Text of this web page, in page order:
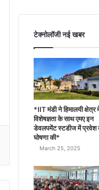
टेक्नोलॉजी नई खबर
*IIT मंडी ने हिमालयी क्षेत्र
विशेषज्ञता के साथ एमए इन
डेवलपमेंट स्टडीज में प्रवेश
घोषणा की*
March 25, 2025